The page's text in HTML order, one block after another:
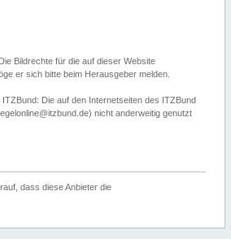
Bildrechte für die auf dieser Website
er sich bitte beim Herausgeber melden.
Die auf den Internetseiten des ITZBund
nicht anderweitig genutzt
dass diese Anbieter die